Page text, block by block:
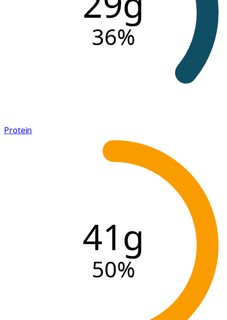
36%
Protein
41g
50%